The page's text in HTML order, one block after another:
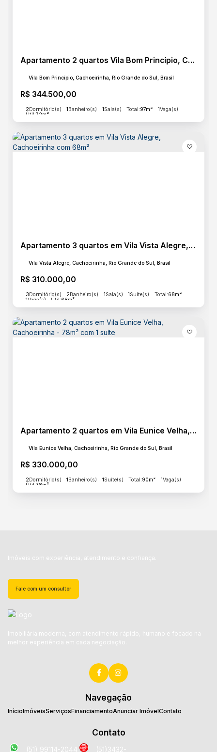
Apartamento 2 quartos Vila Bom Princípio, Cachoeirinha | 72m² úteis, 7º andar
R$ 344.500,00
Vila Bom Princípio, Cachoeirinha, Rio Grande do Sul, Brasil
2Dormitório(s) 1Banheiro(s) 1Sala(s) Total:97m² 1Vaga(s)
Útil:72m²
Apartamento 3 quartos em Vila Vista Alegre, Cachoeirinha com 68m²
R$ 310.000,00
Vila Vista Alegre, Cachoeirinha, Rio Grande do Sul, Brasil
3Dormitório(s) 2Banheiro(s) 1Sala(s) 1Suíte(s) Total:68m²
1Vaga(s) Útil:68m²
Apartamento 2 quartos em Vila Eunice Velha, Cachoeirinha - 78m² com 1 suíte
R$ 330.000,00
Vila Eunice Velha, Cachoeirinha, Rio Grande do Sul, Brasil
2Dormitório(s) 1Banheiro(s) 1Suíte(s) Total:90m² 1Vaga(s)
Útil:78m²
Imóveis com experiência, atendimento e confiança.
Fale com um consultor
Imobiliária moderna, com atendimento rápido, humano e focado na
melhor experiência em cada negociação.
Navegação
InícioImóveisServiçosFinanciamentoAnunciar ImóvelContato
Contato
(51) 99114-2044 (51)3432-